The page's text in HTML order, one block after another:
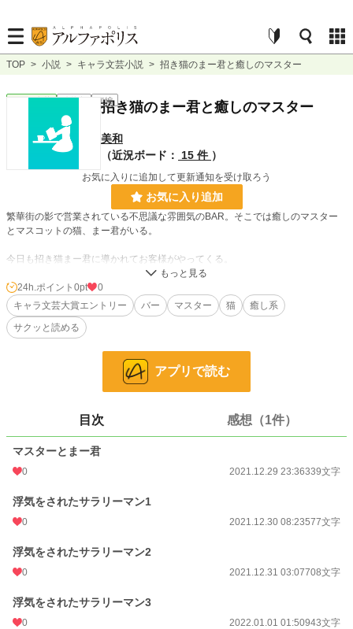
TOP > 小説 > キャラ文芸小説 > 招き猫のまー君と癒しのマスター
キャラ文芸 連載中 短編
招き猫のまー君と癒しのマスター
美和
（近況ボード：
15 件 ）
お気に入りに追加して更新通知を受け取ろう
お気に入り追加
繁華街の影で営業されている不思議な雰囲気のBAR。そこでは癒しのマスター
とマスコットの猫、まー君がいる。
今日も招き猫まー君に導かれてお客様がやってくる。
お気に入りや感想、しおり等をつけてくれたらとても喜びます。
読んでいただきありがとうございます。
228,923 位 / 228,923 件
5,635 位 / 5,635 件
24h.ポイント 0 pt
文字数
更新日時 2022.01.30 21:49
初回公開日時
週間ポイント 0 pt (228,923 位)
年間ポイント
24h.ポイント 0pt
0
キャラ文芸大賞エントリー
バー マスター 猫
癒し系
サクッと読める
アプリで読む
目次 感想（1件）
マスターとまー君
0 2021.12.29 23:36339文字
浮気をされたサラリーマン1
0 2021.12.30 08:23577文字
浮気をされたサラリーマン2
0 2021.12.31 03:07708文字
浮気をされたサラリーマン3
0 2022.01.01 01:50943文字